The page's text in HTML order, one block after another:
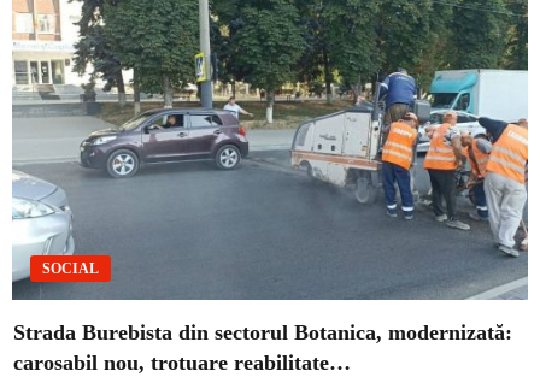
SOCIAL
Strada Burebista din sectorul Botanica, modernizată:
carosabil nou, trotuare reabilitate…